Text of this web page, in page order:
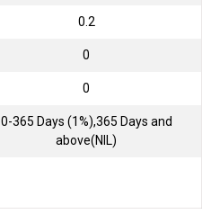
0.2
0
0
0-365 Days (1%),365 Days and
above(NIL)